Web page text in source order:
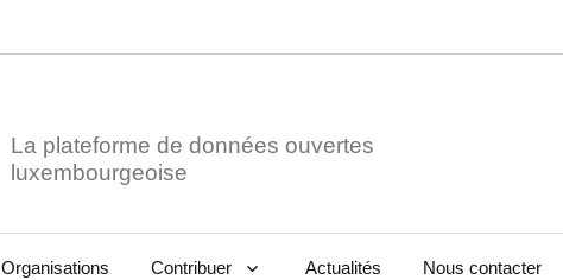
La plateforme de données ouvertes
Organisations Contribuer Actualités Nous contacter